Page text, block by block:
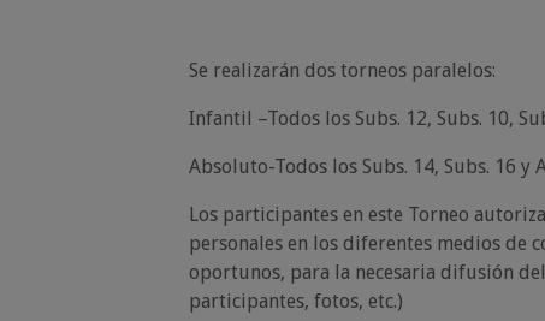
Se realizarán dos torneos paralelos:
Infantil –Todos los Subs. 12, Subs. 10,
Absoluto-Todos los Subs. 14, Subs. 16 y
Los participantes en este Torneo
personales en los diferentes medios de
oportunos, para la necesaria difusión
participantes, fotos, etc.)